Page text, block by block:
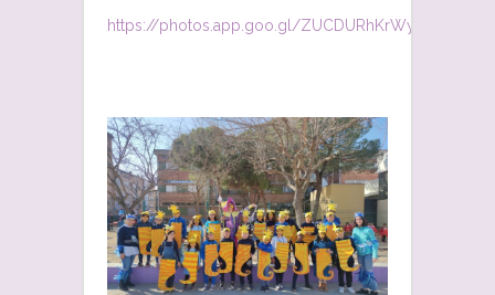
https://photos.app.goo.gl/ZUCDURhKrWySD2Df8